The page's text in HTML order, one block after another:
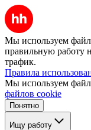
Мы используем
правильную работу
трафик.
Правила
Мы используем
файлов cookie
Понятно
Ищу работу